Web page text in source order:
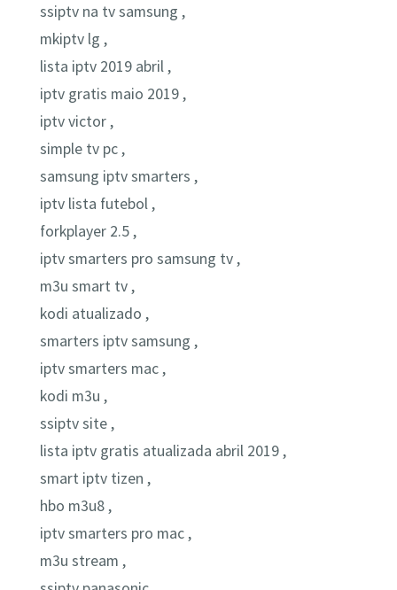
ssiptv na tv samsung ,
mkiptv lg ,
lista iptv 2019 abril ,
iptv gratis maio 2019 ,
iptv victor ,
simple tv pc ,
samsung iptv smarters ,
iptv lista futebol ,
forkplayer 2.5 ,
iptv smarters pro samsung tv ,
m3u smart tv ,
kodi atualizado ,
smarters iptv samsung ,
iptv smarters mac ,
kodi m3u ,
ssiptv site ,
lista iptv gratis atualizada abril 2019 ,
smart iptv tizen ,
hbo m3u8 ,
iptv smarters pro mac ,
m3u stream ,